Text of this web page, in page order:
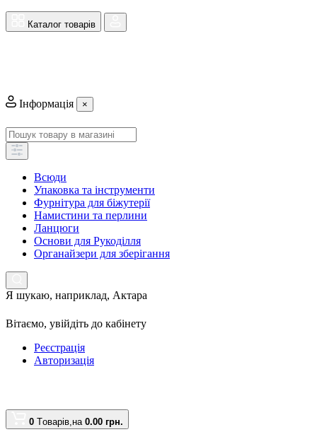
Каталог товарів
Інформація ×
Всюди
Упаковка та інструменти
Фурнітура для біжутерії
Намистини та перлини
Ланцюги
Основи для Рукоділля
Органайзери для зберігання
Я шукаю, наприклад, Актара
Вітаємо, увійдіть до кабінету
Реєстрація
Авторизація
0 Tоварів,на 0.00 грн.